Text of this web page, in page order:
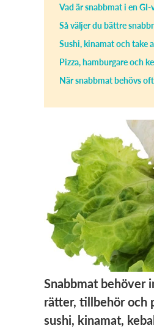
Vad är snabbmat i en GI-
Så väljer du bättre
Sushi, kinamat och take
Pizza, hamburgare och
När snabbmat behövs
Snabbmat behöver
rätter, tillbehör och
sushi, kinamat,